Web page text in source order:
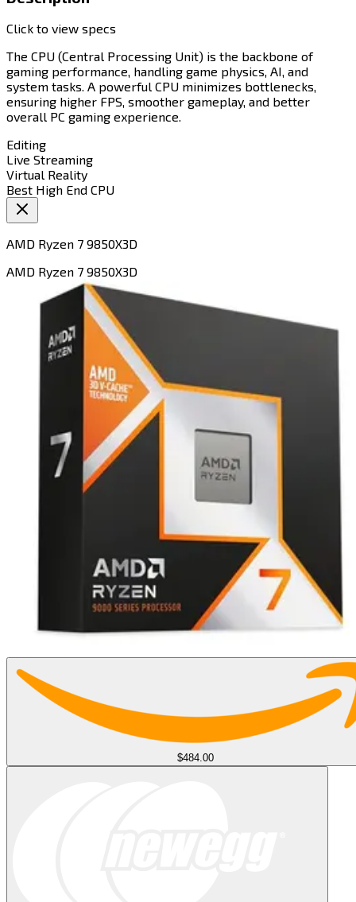
Click to view specs
The CPU (Central Processing Unit) is the backbone of
gaming performance, handling game physics, AI, and
system tasks. A powerful CPU minimizes bottlenecks,
ensuring higher FPS, smoother gameplay, and better
overall PC gaming experience.​​​​‌ ‍ ​‍​‍‌‍ ‌ ​‍‌‍‍‌‌‍‌ ‌‍‍‌‌‍ ‍​‍​‍​ ‍‍​‍​‍‌ ​ ‌‍​‌‌‍ ‍‌‍‍‌‌ ‌​‌ ‍‌​‍ ‍‌‍‍‌‌‍ ​‍​‍​‍ ​​‍​‍‌‍‍​‌ ​‍‌‍‌‌‌‍‌‍​‍​‍​ ‍‍​‍​‍​‍ ‌‍​‌‌‍‌​‌‍ ‌‌‍‍‌‌‍ ‍​‍ ‌‍‍‌‌‍ ‍‌ ‌​‌‍‌‌‌‍ ‍‌ ‌​​‍ ‌‍‌‌‌‍‌​‌‍‍‌‌ ‌​​‍ ‌‍ ‌‌‍ ‌‍‌​‌‍‌‌​ ‌‌ ​​‌ ​‍‌‍‌‌‌ ​ ‌‍‌‌‌‍ ‍‌ ‌​‌‍​‌‌ ‌​‌‍‍‌‌‍ ‌‍ ‍​ ‍ ‌‍‍‌‌‍‌​​ ‌​ ‌‌​ ‍​‌‍‌​​ ​​​ ​‍​ ‌‍​ ​​​ ‍​​‍ ‌​ ​‍‌‍​‍​ ‌​​ ​‍​‍ ‌​ ‌​‌‍​‍‌‍​‍‌‍‌‌​‍ ‌​ ‍‌​ ‌​​ ‍​​ ​ ​‍ ‌‌‍‌‌​ ​​​ ‍‌​ ‌‍​ ​​​ ‍​‌‍‌​‌‍‌‍​ ‍​​ ​ ​ ‌‌​ ‌​​ ‍ ‌ ‌​‌ ‍‌‌ ​​‌‍‌‌​ ‌‌ ​​‌‍​‌‌ ​‍‌ ‌​‌​‌​‌‍‌‌‌ ​ ‌‍​ ‌ ​‍‌‍‍‌‌ ​​‌ ‌​‌‍‍‌‌‍ ‌‍ ‍​ ‍ ‌ ​​‌‍​‌‌ ‌​‌‍‍​​ ‌‌‍‌​‌‍‌‌‌ ​ ‌‍​ ‌ ​‍‌‍‍‌‌ ​​‌ ‌​‌‍‍‌‌‍ ‌‍ ‍​‍‌‌​ ‌‌‌​​‍‌‌ ‌‍‍ ‌‍‌‌‌ ‍‌​‍‌‌​ ​ ‌​‌​​‍‌‌​ ​ ‌​‌​​‍‌‌​ ​‍​ ​‍‌‍‌‌‌‍ ‍​‍‌‌​ ​‍​ ​‍​‍‌‌​ ‌‌‌​‌​​‍ ‍‌ ‌‍‌‍​‌‌‍ ​‌ ‌‌‌‍‌‌​ ‌‍​‍‌‍​‌‌ ​ ‌‍‌‌‌‌‌‌‌ ​‍‌‍ ​​ ‌​‍‌‌​ ​‍‌​‌‍‌‍​‌‌‍‌​‌‍ ‌‌‍‍‌‌‍ ‍​‍‌‍‌‍‍‌‌‍‌​​ ‌​ ‌‌​ ‍​‌‍‌​​ ​​​ ​‍​ ‌‍​ ​​​ ‍​​‍ ‌​ ​‍‌‍​‍​ ‌​​ ​‍​‍ ‌​ ‌​‌‍​‍‌‍​‍‌‍‌‌​‍ ‌​ ‍‌​ ‌​​ ‍​​ ​ ​‍ ‌‌‍‌‌​ ​​​ ‍‌​ ‌‍​ ​​​ ‍​‌‍‌​‌‍‌‍​ ‍​​ ​ ​ ‌‌​ ‌​​‍‌‍‌ ‌​‌ ‍‌‌ ​​‌‍‌‌​ ‌‌ ​​‌‍​‌‌ ​‍‌ ‌​‌​‌​‌‍‌‌‌ ​ ‌‍​ ‌ ​‍‌‍‍‌‌ ​​‌ ‌​‌‍‍‌‌‍ ‌‍ ‍​‍‌‍‌ ​​‌‍​‌‌ ‌​‌‍‍​​ ‌‌‍‌​‌‍‌‌‌ ​ ‌‍​ ‌ ​‍‌‍‍‌‌ ​​‌ ‌​‌‍‍‌‌‍ ‌‍ ‍​‍‌‌​ ‌‌‌​​‍‌‌ ‌‍‍ ‌‍‌‌‌ ‍‌​‍‌‌​ ​ ‌​‌​​‍‌‌​ ​ ‌​‌​​‍‌‌​ ​‍​ ​‍‌‍‌‌‌‍ ‍​‍‌‌​ ​‍​ ​‍​‍‌‌​ ‌‌‌​‌​​‍ ‍‌ ‌‍‌‍​‌‌‍ ​‌ ‌‌‌‍‌‌​‍‌‍‌ ​​‌‍‌‌‌ ​‍‌ ​ ‌ ​​‌‍‌‌‌‍​ ‌ ‌​‌‍‍‌‌ ‌‍‌‍‌‌​ ‌‌ ​​‌ ‌‌‌‍​‍‌‍ ​‌‍‍‌‌ ​ ‌‍‍​‌‍‌‌‌‍‌​​‍​‍‌ ‌
Editing​​​​‌ ‍ ​‍​‍‌‍ ‌ ​‍‌‍‍‌‌‍‌ ‌‍‍‌‌‍ ‍​‍​‍​ ‍‍​‍​‍‌ ​ ‌‍​‌‌‍ ‍‌‍‍‌‌ ‌​‌ ‍‌​‍ ‍‌‍‍‌‌‍ ​‍​‍​‍ ​​‍​‍‌‍‍​‌ ​‍‌‍‌‌‌‍‌‍​‍​‍​ ‍‍​‍​‍​‍ ‌‍​‌‌‍‌​‌‍ ‌‌‍‍‌‌‍ ‍​‍ ‌‍‍‌‌‍ ‍‌ ‌​‌‍‌‌‌‍ ‍‌ ‌​​‍ ‌‍‌‌‌‍‌​‌‍‍‌‌ ‌​​‍ ‌‍ ‌‌‍ ‌‍‌​‌‍‌‌​ ‌‌ ​​‌ ​‍‌‍‌‌‌ ​ ‌‍‌‌‌‍ ‍‌ ‌​‌‍​‌‌ ‌​‌‍‍‌‌‍ ‌‍ ‍​ ‍ ‌‍‍‌‌‍‌​​ ‌‌‍‌​​ ‌ ‌‍​‍‌‍‌​​ ​‌‌‍​ ​ ‌‍​ ‌​​‍ ‌​ ​‍​ ‌ ​ ‌​​ ‍‌​‍ ‌​ ‌​​ ​‍​ ​ ​ ‍‌​‍ ‌​ ‍​​ ​​​ ‌​‌‍‌‍​‍ ‌​ ‌‍‌‍‌‍‌‍​ ​ ‌‌​ ‌‌‌‍‌​​ ​‌​ ‌ ‌‍​‍‌‍​‍‌‍‌‌​ ​‌​ ‍ ‌ ‌​‌ ‍‌‌ ​​‌‍‌‌​ ‌‌ ‌​‌‍​‌‌‍‌ ​ ‍ ‌ ​​‌‍​‌‌ ‌​‌‍‍​​ ‌‌‍ ‍‌‍​‌‌‍ ‌‌‍‌‌​ ‌‍​‍‌‍​‌‌ ​ ‌‍‌‌‌‌‌‌‌ ​‍‌‍ ​​ ‌​‍‌‌​ ​‍‌​‌‍‌‍​‌‌‍‌​‌‍ ‌‌‍‍‌‌‍ ‍​‍‌‍‌‍‍‌‌‍‌​​ ‌‌‍‌​​ ‌ ‌‍​‍‌‍‌​​ ​‌‌‍​ ​ ‌‍​ ‌​​‍ ‌​ ​‍​ ‌ ​ ‌​​ ‍‌​‍ ‌​ ‌​​ ​‍​ ​ ​ ‍‌​‍ ‌​ ‍​​ ​​​ ‌​‌‍‌‍​‍ ‌​ ‌‍‌‍‌‍‌‍​ ​ ‌‌​ ‌‌‌‍‌​​ ​‌​ ‌ ‌‍​‍‌‍​‍‌‍‌‌​ ​‌​‍‌‍‌ ‌​‌ ‍‌‌ ​​‌‍‌‌​ ‌‌ ‌​‌‍​‌‌‍‌ ​‍‌‍‌ ​​‌‍​‌‌ ‌​‌‍‍​​ ‌‌‍ ‍‌‍​‌‌‍ ‌‌‍‌‌​‍‌‍‌ ​​‌‍‌‌‌ ​‍‌ ​ ‌ ​​‌‍‌‌‌‍​ ‌ ‌​‌‍‍‌‌ ‌‍‌‍‌‌​ ‌‌ ​​‌ ‌‌‌‍​‍‌‍ ​‌‍‍‌‌ ​ ‌‍‍​‌‍‌‌‌‍‌​​‍​‍‌ ‌
Live Streaming​​​​‌ ‍ ​‍​‍‌‍ ‌ ​‍‌‍‍‌‌‍‌ ‌‍‍‌‌‍ ‍​‍​‍​ ‍‍​‍​‍‌ ​ ‌‍​‌‌‍ ‍‌‍‍‌‌ ‌​‌ ‍‌​‍ ‍‌‍‍‌‌‍ ​‍​‍​‍ ​​‍​‍‌‍‍​‌ ​‍‌‍‌‌‌‍‌‍​‍​‍​ ‍‍​‍​‍​‍ ‌‍​‌‌‍‌​‌‍ ‌‌‍‍‌‌‍ ‍​‍ ‌‍‍‌‌‍ ‍‌ ‌​‌‍‌‌‌‍ ‍‌ ‌​​‍ ‌‍‌‌‌‍‌​‌‍‍‌‌ ‌​​‍ ‌‍ ‌‌‍ ‌‍‌​‌‍‌‌​ ‌‌ ​​‌ ​‍‌‍‌‌‌ ​ ‌‍‌‌‌‍ ‍‌ ‌​‌‍​‌‌ ‌​‌‍‍‌‌‍ ‌‍ ‍​ ‍ ‌‍‍‌‌‍‌​​ ‌​ ​‌‌‍​‍​ ‌‍‌‍​‌‌‍​ ​ ​‌‌‍​‍​ ​‍​‍ ‌‌‍‌​​ ‌ ​ ‍​​ ‌‍​‍ ‌​ ‌​​ ‍​‌‍‌‌​ ‍‌​‍ ‌‌‍​‍​ ​‌‌‍‌‌‌‍‌​​‍ ‌​ ​​‌‍​‍​ ‍‌​ ‌ ‌‍​‍‌‍‌​​ ‌ ​ ‌ ​ ​‌‌‍‌​​ ​​‌‍‌​​ ‍ ‌ ‌​‌ ‍‌‌ ​​‌‍‌‌​ ‌‌ ‌​‌‍​‌‌‍‌ ​ ‍ ‌ ​​‌‍​‌‌ ‌​‌‍‍​​ ‌‌‍ ‍‌‍​‌‌‍ ‌‌‍‌‌​ ‌‍​‍‌‍​‌‌ ​ ‌‍‌‌‌‌‌‌‌ ​‍‌‍ ​​ ‌​‍‌‌​ ​‍‌​‌‍‌‍​‌‌‍‌​‌‍ ‌‌‍‍‌‌‍ ‍​‍‌‍‌‍‍‌‌‍‌​​ ‌​ ​‌‌‍​‍​ ‌‍‌‍​‌‌‍​ ​ ​‌‌‍​‍​ ​‍​‍ ‌‌‍‌​​ ‌ ​ ‍​​ ‌‍​‍ ‌​ ‌​​ ‍​‌‍‌‌​ ‍‌​‍ ‌‌‍​‍​ ​‌‌‍‌‌‌‍‌​​‍ ‌​ ​​‌‍​‍​ ‍‌​ ‌ ‌‍​‍‌‍‌​​ ‌ ​ ‌ ​ ​‌‌‍‌​​ ​​‌‍‌​​‍‌‍‌ ‌​‌ ‍‌‌ ​​‌‍‌‌​ ‌‌ ‌​‌‍​‌‌‍‌ ​‍‌‍‌ ​​‌‍​‌‌ ‌​‌‍‍​​ ‌‌‍ ‍‌‍​‌‌‍ ‌‌‍‌‌​‍‌‍‌ ​​‌‍‌‌‌ ​‍‌ ​ ‌ ​​‌‍‌‌‌‍​ ‌ ‌​‌‍‍‌‌ ‌‍‌‍‌‌​ ‌‌ ​​‌ ‌‌‌‍​‍‌‍ ​‌‍‍‌‌ ​ ‌‍‍​‌‍‌‌‌‍‌​​‍​‍‌ ‌
Virtual Reality​​​​‌ ‍ ​‍​‍‌‍ ‌ ​‍‌‍‍‌‌‍‌ ‌‍‍‌‌‍ ‍​‍​‍​ ‍‍​‍​‍‌ ​ ‌‍​‌‌‍ ‍‌‍‍‌‌ ‌​‌ ‍‌​‍ ‍‌‍‍‌‌‍ ​‍​‍​‍ ​​‍​‍‌‍‍​‌ ​‍‌‍‌‌‌‍‌‍​‍​‍​ ‍‍​‍​‍​‍ ‌‍​‌‌‍‌​‌‍ ‌‌‍‍‌‌‍ ‍​‍ ‌‍‍‌‌‍ ‍‌ ‌​‌‍‌‌‌‍ ‍‌ ‌​​‍ ‌‍‌‌‌‍‌​‌‍‍‌‌ ‌​​‍ ‌‍ ‌‌‍ ‌‍‌​‌‍‌‌​ ‌‌ ​​‌ ​‍‌‍‌‌‌ ​ ‌‍‌‌‌‍ ‍‌ ‌​‌‍​‌‌ ‌​‌‍‍‌‌‍ ‌‍ ‍​ ‍ ‌‍‍‌‌‍‌​​ ‌​ ​‌​ ​‌‌‍​‌​ ‍‌‌‍‌‌‌‍​‍​ ‌ ​ ​‍​‍ ‌​ ‌​‌‍‌​​ ​‍​ ‌​​‍ ‌​ ‌​​ ​​‌‍‌​​ ​‍​‍ ‌‌‍​‌‌‍​‌‌‍‌​‌‍​‌​‍ ‌‌‍‌‍‌‍‌​‌‍​‍​ ‍‌​ ‌ ​ ‌‍‌‍​‌​ ‌ ‌‍​‍​ ‍​​ ‍‌‌‍‌‍​ ‍ ‌ ‌​‌ ‍‌‌ ​​‌‍‌‌​ ‌‌ ‌​‌‍​‌‌‍‌ ​ ‍ ‌ ​​‌‍​‌‌ ‌​‌‍‍​​ ‌‌‍ ‍‌‍​‌‌‍ ‌‌‍‌‌​ ‌‍​‍‌‍​‌‌ ​ ‌‍‌‌‌‌‌‌‌ ​‍‌‍ ​​ ‌​‍‌‌​ ​‍‌​‌‍‌‍​‌‌‍‌​‌‍ ‌‌‍‍‌‌‍ ‍​‍‌‍‌‍‍‌‌‍‌​​ ‌​ ​‌​ ​‌‌‍​‌​ ‍‌‌‍‌‌‌‍​‍​ ‌ ​ ​‍​‍ ‌​ ‌​‌‍‌​​ ​‍​ ‌​​‍ ‌​ ‌​​ ​​‌‍‌​​ ​‍​‍ ‌‌‍​‌‌‍​‌‌‍‌​‌‍​‌​‍ ‌‌‍‌‍‌‍‌​‌‍​‍​ ‍‌​ ‌ ​ ‌‍‌‍​‌​ ‌ ‌‍​‍​ ‍​​ ‍‌‌‍‌‍​‍‌‍‌ ‌​‌ ‍‌‌ ​​‌‍‌‌​ ‌‌ ‌​‌‍​‌‌‍‌ ​‍‌‍‌ ​​‌‍​‌‌ ‌​‌‍‍​​ ‌‌‍ ‍‌‍​‌‌‍ ‌‌‍‌‌​‍‌‍‌ ​​‌‍‌‌‌ ​‍‌ ​ ‌ ​​‌‍‌‌‌‍​ ‌ ‌​‌‍‍‌‌ ‌‍‌‍‌‌​ ‌‌ ​​‌ ‌‌‌‍​‍‌‍ ​‌‍‍‌‌ ​ ‌‍‍​‌‍‌‌‌‍‌​​‍​‍‌ ‌
Best High End CPU
AMD Ryzen 7 9850X3D​​​​‌ ‍ ​‍​‍‌‍ ‌ ​‍‌‍‍‌‌‍‌ ‌‍‍‌‌‍ ‍​‍​‍​ ‍‍​‍​‍‌ ​ ‌‍​‌‌‍ ‍‌‍‍‌‌ ‌​‌ ‍‌​‍ ‍‌‍‍‌‌‍ ​‍​‍​‍ ​​‍​‍‌‍‍​‌ ​‍‌‍‌‌‌‍‌‍​‍​‍​ ‍‍​‍​‍​‍ ‌‍​‌‌‍‌​‌‍ ‌‌‍‍‌‌‍ ‍​‍ ‌‍‍‌‌‍ ‍‌ ‌​‌‍‌‌‌‍ ‍‌ ‌​​‍ ‌‍‌‌‌‍‌​‌‍‍‌‌ ‌​​‍ ‌‍ ‌‌‍ ‌‍‌​‌‍‌‌​ ‌‌ ​​‌ ​‍‌‍‌‌‌ ​ ‌‍‌‌‌‍ ‍‌ ‌​‌‍​‌‌ ‌​‌‍‍‌‌‍ ‌‍ ‍​ ‍ ‌‍‍‌‌‍‌​​ ‌​ ​‌​ ‌‍​ ‍‌​ ‌​​ ​ ‌‍‌‌​ ‌ ​ ‌‌​‍ ‌‌‍​ ‌‍‌‌​ ​‍‌‍‌‍​‍ ‌​ ‌​​ ‌ ​ ​‍​ ​​​‍ ‌‌‍​‌‌‍‌‍​ ​‍‌‍‌‍​‍ ‌​ ​‌​ ‌​​ ‌​‌‍​‍​ ‍​‌‍​ ‌‍‌​‌‍‌​​ ​​​ ​‍​ ​ ‌‍​‍​ ‍ ‌ ‌​‌ ‍‌‌ ​​‌‍‌‌​ ‌‌‍​ ‌ ​​‌ ‌‌​ ‍ ‌ ​​‌‍​‌‌ ‌​‌‍‍​​ ‌‌‍ ‍‌‍​‌‌‍ ‌‌‍‌‌​ ‌‍​‍‌‍​‌‌ ​ ‌‍‌‌‌‌‌‌‌ ​‍‌‍ ​​ ‌​‍‌‌​ ​‍‌​‌‍‌‍​‌‌‍‌​‌‍ ‌‌‍‍‌‌‍ ‍​‍‌‍‌‍‍‌‌‍‌​​ ‌​ ​‌​ ‌‍​ ‍‌​ ‌​​ ​ ‌‍‌‌​ ‌ ​ ‌‌​‍ ‌‌‍​ ‌‍‌‌​ ​‍‌‍‌‍​‍ ‌​ ‌​​ ‌ ​ ​‍​ ​​​‍ ‌‌‍​‌‌‍‌‍​ ​‍‌‍‌‍​‍ ‌​ ​‌​ ‌​​ ‌​‌‍​‍​ ‍​‌‍​ ‌‍‌​‌‍‌​​ ​​​ ​‍​ ​ ‌‍​‍​‍‌‍‌ ‌​‌ ‍‌‌ ​​‌‍‌‌​ ‌‌‍​ ‌ ​​‌ ‌‌​‍‌‍‌ ​​‌‍​‌‌ ‌​‌‍‍​​ ‌‌‍ ‍‌‍​‌‌‍ ‌‌‍‌‌​‍‌‍‌ ​​‌‍‌‌‌ ​‍‌ ​ ‌ ​​‌‍‌‌‌‍​ ‌ ‌​‌‍‍‌‌ ‌‍‌‍‌‌​ ‌‌ ​​‌ ‌‌‌‍​‍‌‍ ​‌‍‍‌‌ ​ ‌‍‍​‌‍‌‌‌‍‌​​‍​‍‌ ‌
AMD Ryzen 7 9850X3D​​​​‌ ‍ ​‍​‍‌‍ ‌ ​‍‌‍‍‌‌‍‌ ‌‍‍‌‌‍ ‍​‍​‍​ ‍‍​‍​‍‌ ​ ‌‍​‌‌‍ ‍‌‍‍‌‌ ‌​‌ ‍‌​‍ ‍‌‍‍‌‌‍ ​‍​‍​‍ ​​‍​‍‌‍‍​‌ ​‍‌‍‌‌‌‍‌‍​‍​‍​ ‍‍​‍​‍​‍ ‌‍​‌‌‍‌​‌‍ ‌‌‍‍‌‌‍ ‍​‍ ‌‍‍‌‌‍ ‍‌ ‌​‌‍‌‌‌‍ ‍‌ ‌​​‍ ‌‍‌‌‌‍‌​‌‍‍‌‌ ‌​​‍ ‌‍ ‌‌‍ ‌‍‌​‌‍‌‌​ ‌‌ ​​‌ ​‍‌‍‌‌‌ ​ ‌‍‌‌‌‍ ‍‌ ‌​‌‍​‌‌ ‌​‌‍‍‌‌‍ ‌‍ ‍​ ‍ ‌‍‍‌‌‍‌​​ ‌​ ​‌​ ‌‍​ ‍‌​ ‌​​ ​ ‌‍‌‌​ ‌ ​ ‌‌​‍ ‌‌‍​ ‌‍‌‌​ ​‍‌‍‌‍​‍ ‌​ ‌​​ ‌ ​ ​‍​ ​​​‍ ‌‌‍​‌‌‍‌‍​ ​‍‌‍‌‍​‍ ‌​ ​‌​ ‌​​ ‌​‌‍​‍​ ‍​‌‍​ ‌‍‌​‌‍‌​​ ​​​ ​‍​ ​ ‌‍​‍​ ‍ ‌ ‌​‌ ‍‌‌ ​​‌‍‌‌​ ‌‌‍​ ‌ ​​‌ ‌‌​ ‍ ‌ ​​‌‍​‌‌ ‌​‌‍‍​​ ‌‌‍ ‍‌‍​‌‌‍ ‌‌‍‌‌​ ‌‍​‍‌‍​‌‌ ​ ‌‍‌‌‌‌‌‌‌ ​‍‌‍ ​​ ‌​‍‌‌​ ​‍‌​‌‍‌‍​‌‌‍‌​‌‍ ‌‌‍‍‌‌‍ ‍​‍‌‍‌‍‍‌‌‍‌​​ ‌​ ​‌​ ‌‍​ ‍‌​ ‌​​ ​ ‌‍‌‌​ ‌ ​ ‌‌​‍ ‌‌‍​ ‌‍‌‌​ ​‍‌‍‌‍​‍ ‌​ ‌​​ ‌ ​ ​‍​ ​​​‍ ‌‌‍​‌‌‍‌‍​ ​‍‌‍‌‍​‍ ‌​ ​‌​ ‌​​ ‌​‌‍​‍​ ‍​‌‍​ ‌‍‌​‌‍‌​​ ​​​ ​‍​ ​ ‌‍​‍​‍‌‍‌ ‌​‌ ‍‌‌ ​​‌‍‌‌​ ‌‌‍​ ‌ ​​‌ ‌‌​‍‌‍‌ ​​‌‍​‌‌ ‌​‌‍‍​​ ‌‌‍ ‍‌‍​‌‌‍ ‌‌‍‌‌​‍‌‍‌ ​​‌‍‌‌‌ ​‍‌ ​ ‌ ​​‌‍‌‌‌‍​ ‌ ‌​‌‍‍‌‌ ‌‍‌‍‌‌​ ‌‌ ​​‌ ‌‌‌‍​‍‌‍ ​‌‍‍‌‌ ​ ‌‍‍​‌‍‌‌‌‍‌​​‍​‍‌ ‌
$484.00